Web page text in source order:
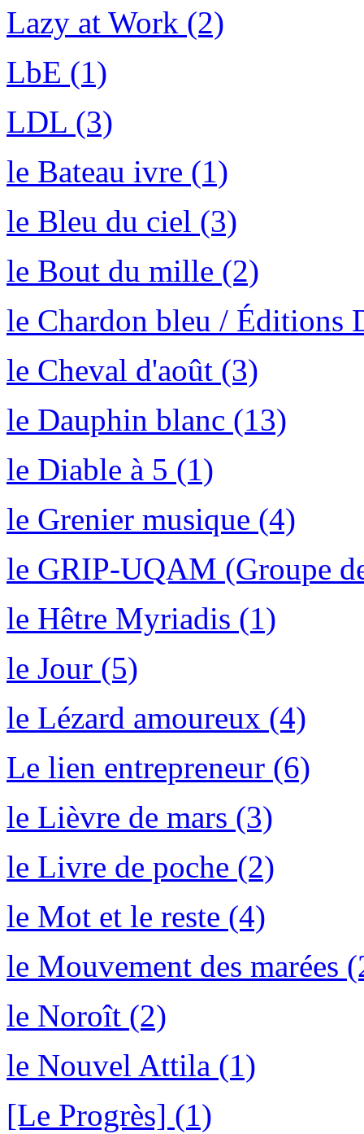
Lazy at Work (2)
LbE (1)
LDL (3)
le Bateau ivre (1)
le Bleu du ciel (3)
le Bout du mille (2)
le Chardon bleu / Éditions
le Cheval d'août (3)
le Dauphin blanc (13)
le Diable à 5 (1)
le Grenier musique (4)
le GRIP-UQAM (Groupe
le Hêtre Myriadis (1)
le Jour (5)
le Lézard amoureux (4)
Le lien entrepreneur (6)
le Lièvre de mars (3)
le Livre de poche (2)
le Mot et le reste (4)
le Mouvement des marées
le Noroît (2)
le Nouvel Attila (1)
[Le Progrès] (1)